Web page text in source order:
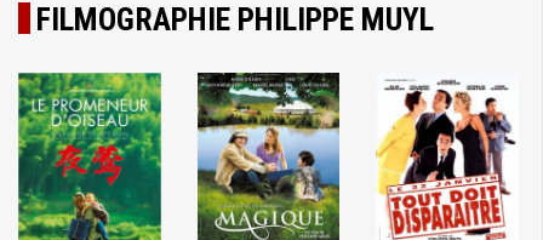
FILMOGRAPHIE PHILIPPE MUYL